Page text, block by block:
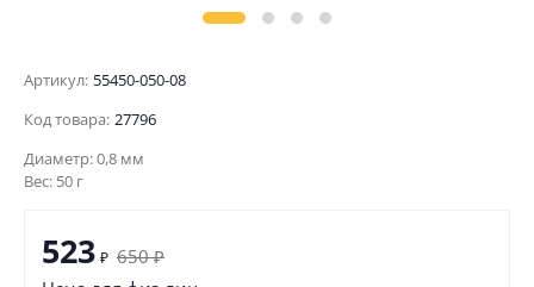
Артикул: 55450-050-08
Код товара: 27796
Диаметр: 0,8 мм
Вес: 50 г
523 ₽ 650 ₽